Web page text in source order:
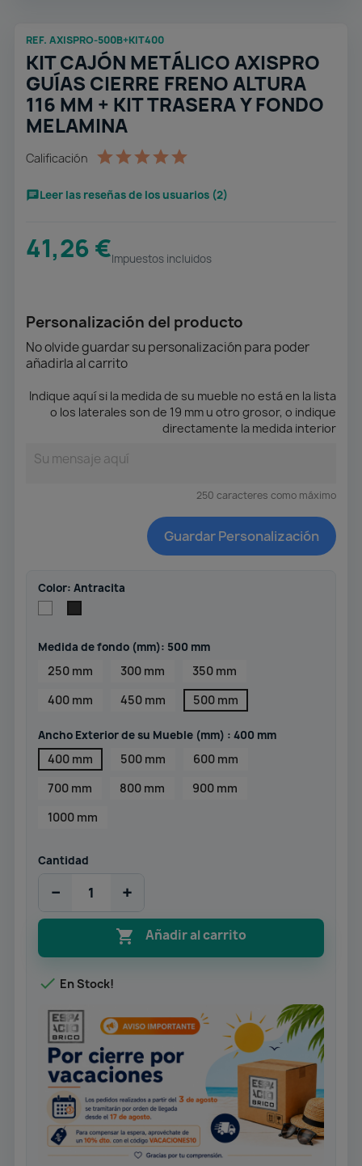
REF. AXISPRO-500B+KIT400
KIT CAJÓN METÁLICO AXISPRO
GUÍAS CIERRE FRENO ALTURA
116 MM + KIT TRASERA Y FONDO
MELAMINA
Calificación
Leer las reseñas de los usuarios (2)
41,26 €Impuestos incluidos
Personalización del producto
No olvide guardar su personalización para poder
añadirla al carrito
Indique aquí si la medida de su mueble no está en la lista
o los laterales son de 19 mm u otro grosor, o indique
directamente la medida interior
250 caracteres como máximo
Guardar Personalización
Color: Antracita
Medida de fondo (mm): 500 mm
250 mm 300 mm
350 mm
400 mm
450 mm 500 mm
Ancho Exterior de su Mueble (mm) : 400 mm
400 mm 500 mm
600 mm
700 mm
800 mm
900 mm
1000 mm
Cantidad
− +
 Añadir al carrito
 En Stock!